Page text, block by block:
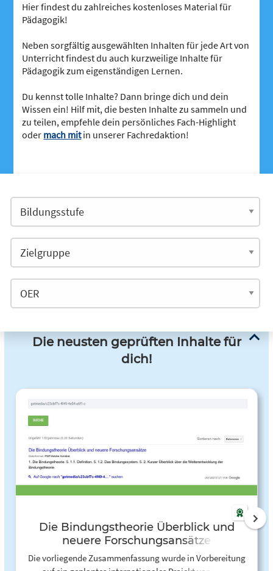
Hier findest du zahlreiches kostenloses Material für
Pädagogik!
Neben sorgfältig ausgewählten Inhalten für jede Art von
Unterricht findest du auch kurzweilige Inhalte für
Pädagogik zum eigenständigen Lernen.
Du kennst tolle Inhalte? Dann bringe dich und dein
Wissen ein! Hilf mit, die besten Inhalte zu sammeln und
zu teilen, empfehle dein persönliches Fach-Highlight
oder mach mitin unserer Fachredaktion!
Die neusten geprüften Inhalte für
dich!
Die Bindungstheorie Überblick und
neuere Forschungsansätze
Die vorliegende Zusammenfassung wurde in Vorbereitung